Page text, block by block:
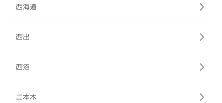
西海道
西出
西沼
二本木